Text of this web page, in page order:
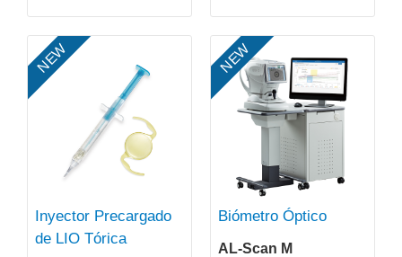
NEW
Inyector Precargado
de LIO Tórica
NEW
Biómetro Óptico
AL-Scan M